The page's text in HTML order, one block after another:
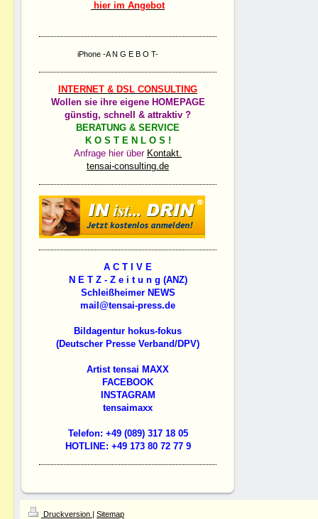
hier im Angebot
iPhone -A N G E B O T-
INTERNET & DSL CONSULTING
Wollen sie ihre eigene HOMEPAGE
günstig, schnell & attraktiv ?
BERATUNG & SERVICE
K O S T E N L O S !
Anfrage hier über Kontakt.
tensai-consulting.de
A C T I V E
N E T Z - Z e i t u n g (ANZ)
Schleißheimer NEWS
mail@tensai-press.de
Bildagentur hokus-fokus
(Deutscher Presse Verband/DPV)
Artist tensai MAXX
FACEBOOK
INSTAGRAM
tensaimaxx
Telefon: +49 (089) 317 18 05
HOTLINE: +49 173 80 72 77 9
Druckversion | Sitemap